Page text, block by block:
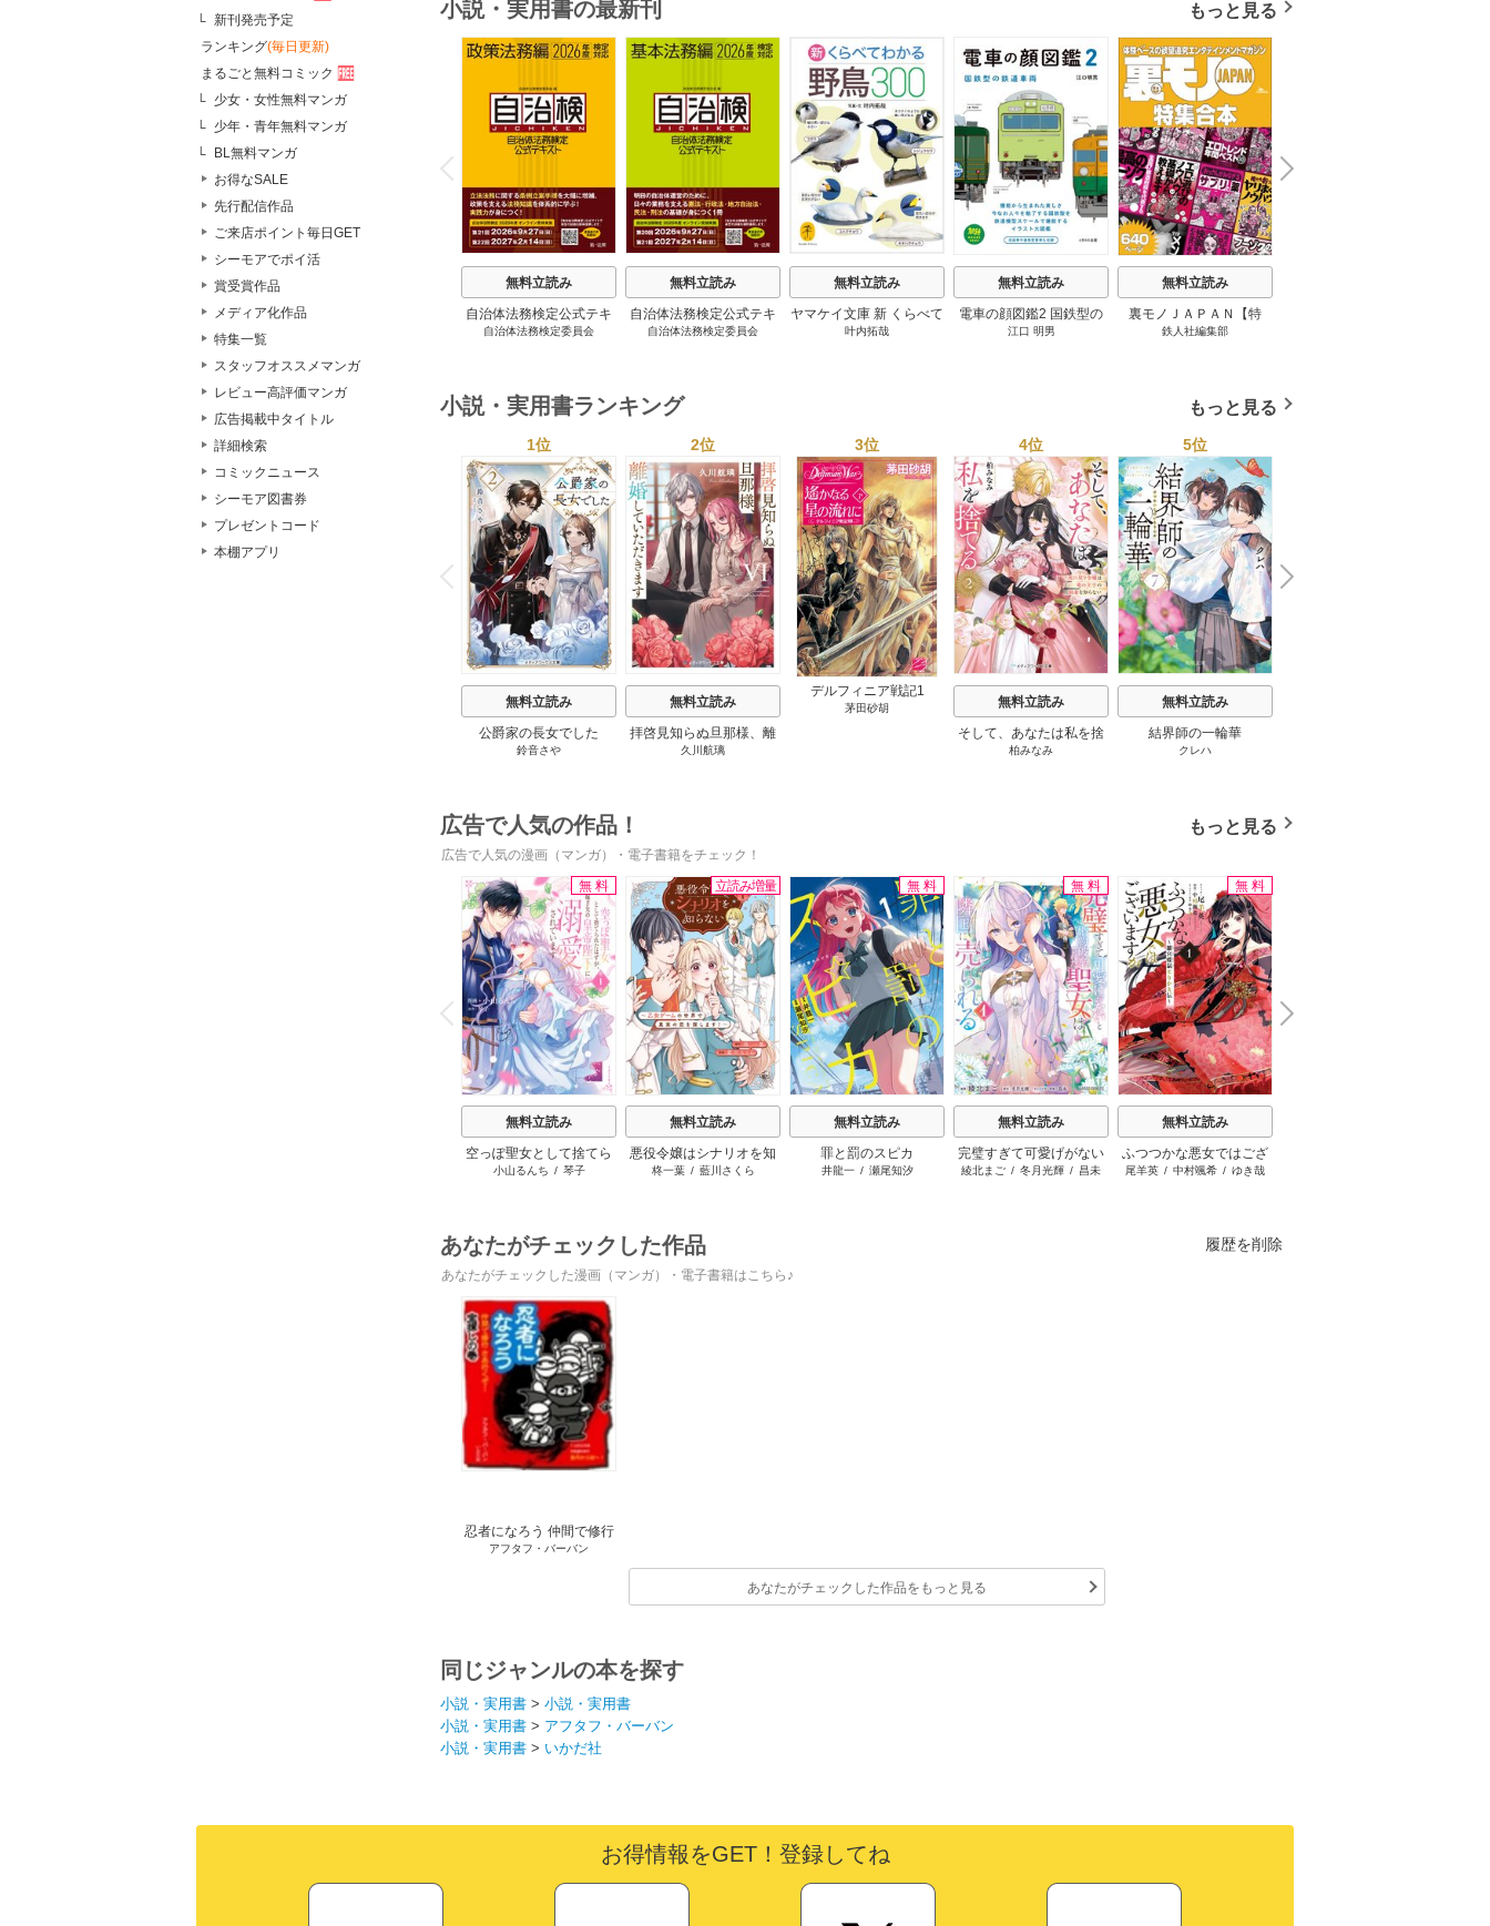
新刊発売予定
ランキング(毎日更新)
まるごと無料コミック
少女・女性無料マンガ
少年・青年無料マンガ
BL無料マンガ
お得なSALE
先行配信作品
ご来店ポイント毎日GET
シーモアでポイ活
賞受賞作品
メディア化作品
特集一覧
スタッフオススメマンガ
レビュー高評価マンガ
広告掲載中タイトル
詳細検索
コミックニュース
シーモア図書券
プレゼントコード
本棚アプリ
小説・実用書の最新刊 もっと見る
P
r
e
i
o
u
s
無料立読み
自治体法務検定公式テキ
スト 政策法務編 ２０
自治体法務検定委員会
無料立読み
自治体法務検定公式テキ
スト 基本法務編 ２０
自治体法務検定委員会
無料立読み
ヤマケイ文庫 新 くらべて
わかる野鳥300 1巻
叶内拓哉
無料立読み
電車の顔図鑑2 国鉄型の
鉄道車両 1巻
江口 明男
無料立読み
裏モノＪＡＰＡＮ【特
集】★超ボリューム版６
トレンド年間ベスト★お
学ぶ★夢のようなエロい
楽園３０ 1巻
鉄人社編集部
N
e
x
t
小説・実用書ランキング もっと見る
P
r
e
v
i
o
u
s
1位
無料立読み
公爵家の長女でした
鈴音さや
2位
無料立読み
拝啓見知らぬ旦那様、離
婚していただきます
久川航璃
3位
デルフィニア戦記1
茅田砂胡
4位
無料立読み
そして、あなたは私を捨
てる
柏みなみ
5位
無料立読み
結界師の一輪華
クレハ
N
e
x
t
広告で人気の作品！ もっと見る
広告で人気の漫画（マンガ）・電子書籍をチェック！
P
r
e
v
i
o
u
s
無料
無料立読み
空っぽ聖女として捨てら
れたはずが、嫁ぎ先の皇
小山るんち / 琴子
立読み増量
無料立読み
悪役令嬢はシナリオを知
らない ～乙女ゲームの世
柊一葉/ 藍川さくら
無料
無料立読み
罪と罰のスピカ
井龍一/ 瀬尾知汐
無料
無料立読み
完璧すぎて可愛げがない
と婚約破棄された聖女は
綾北まご / 冬月光輝 / 昌未
無料
無料立読み
ふつつかな悪女ではござ
いますが ～雛宮蝶鼠とり
尾羊英 / 中村颯希 / ゆき哉
N
e
x
t
あなたがチェックした作品 履歴を削除
あなたがチェックした漫画（マンガ）・電子書籍はこちら♪
忍者になろう 仲間で修行
さあ行くぞ!宝探しの巻
アフタフ・バーバン
あなたがチェックした作品をもっと見る
同じジャンルの本を探す
小説・実用書 > 小説・実用書
小説・実用書 > アフタフ・バーバン
小説・実用書 > いかだ社
お得情報をGET！登録してね